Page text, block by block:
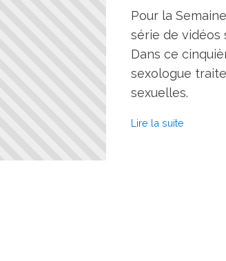
Pour la
série de vidéos
Dans ce
sexologue
sexuelles.
Lire la suite